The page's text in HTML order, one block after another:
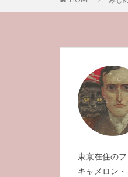
東京在住の
キャメロン